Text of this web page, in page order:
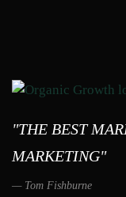
"THE BEST
MARKETING"
Tom Fishburne